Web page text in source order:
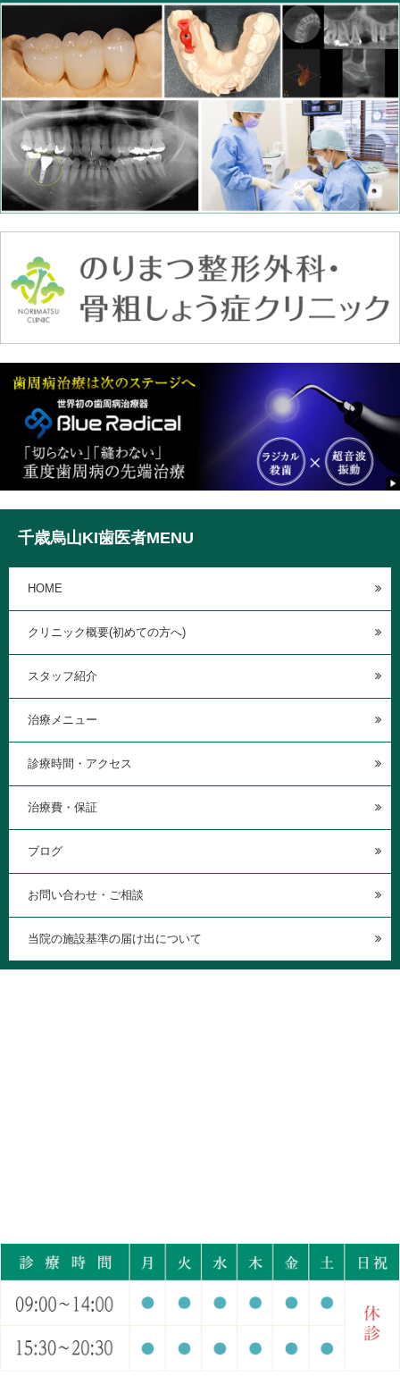
千歳烏山KI歯医者MENU
HOME
クリニック概要(初めての方へ)
スタッフ紹介
治療メニュー
診療時間・アクセス
治療費・保証
ブログ
お問い合わせ・ご相談
当院の施設基準の届け出について